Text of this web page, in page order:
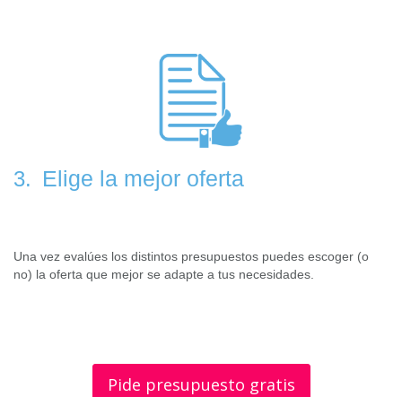
3. Elige la mejor oferta
Una vez evalúes los distintos presupuestos puedes escoger (o
no) la oferta que mejor se adapte a tus necesidades.
Pide presupuesto gratis